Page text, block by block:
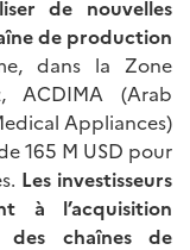
de nouvelles
de production
dans la Zone
ACDIMA (Arab
Appliances)
165 M USD pour
Les investisseurs
à l’acquisition
des chaînes de